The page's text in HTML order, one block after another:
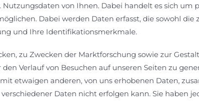
von Ihnen. Dabei handelt es sich
Dabei werden Daten erfasst, die sowohl
und Ihre Identifikationsmerkmale.
zu Zwecken der Marktforschung sowie zur
Verlauf von Besuchen auf unseren Seiten zu
etwaigen anderen, von uns erhobenen Daten,
Daten nicht erfolgen kann. Sie haben